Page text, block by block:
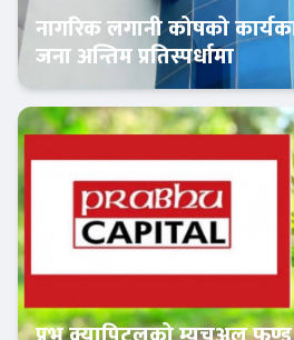
Banner News
नागरिक लगानी कोषको
जना अन्तिम प्रतिस्पर्धामा